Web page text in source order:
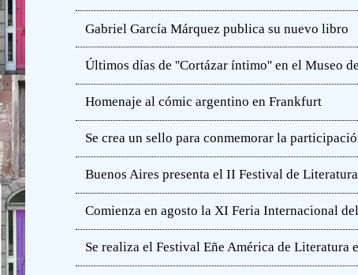
Gabriel García Márquez publica su nuevo libro
Últimos días de ''Cortázar íntimo'' en el Museo
Homenaje al cómic argentino en Frankfurt
Se crea un sello para conmemorar la
Buenos Aires presenta el II Festival de Literatura
Comienza en agosto la XI Feria Internacional
Se realiza el Festival Eñe América de Literatura